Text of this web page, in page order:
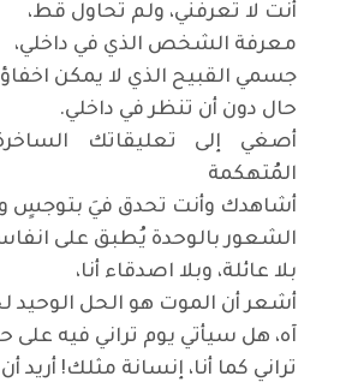
أنت لا تعرفني، ولم تحاول قط،
معرفة الشخص الذي في داخلي،
جسمي القبيح الذي لا يمكن
حال دون أن تنظر في داخلي.
أصغي إلى تعليقاتك
المُتهكمة
أشاهدك وأنت تحدق فيَ بتوجسٍ
الشعور بالوحدة يُطبق على
بلا عائلة، وبلا اصدقاء أنا،
أشعر أن الموت هو الحل الوحيد
آه، هل سيأتي يوم تراني فيه على
تراني كما أنا، إنسانة مثلك! أريد